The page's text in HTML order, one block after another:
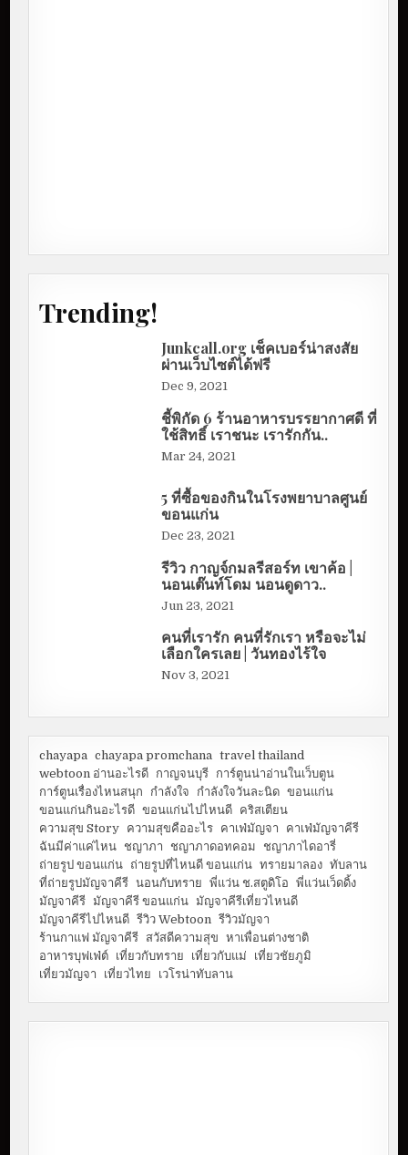
Trending!
Junkcall.org เช็คเบอร์น่าสงสัย
ผ่านเว็บไซต์ได้ฟรี
Dec 9, 2021
ชี้พิกัด 6 ร้านอาหารบรรยากาศดี ที่
ใช้สิทธิ์ เราชนะ เรารักกัน..
Mar 24, 2021
5 ที่ซื้อของกินในโรงพยาบาลศูนย์
ขอนแก่น
Dec 23, 2021
รีวิว กาญจ์กมลรีสอร์ท เขาค้อ |
นอนเต๊นท์โดม นอนดูดาว..
Jun 23, 2021
คนที่เรารัก คนที่รักเรา หรือจะไม่
เลือกใครเลย | วันทองไร้ใจ
Nov 3, 2021
chayapa chayapa promchana
travel thailand
webtoon อ่านอะไรดี กาญจนบุรี การ์ตูนน่าอ่านในเว็บตูน
การ์ตูนเรื่องไหนสนุก
กำลังใจ กำลังใจวันละนิด ขอนแก่น
ขอนแก่นกินอะไรดี ขอนแก่นไปไหนดี คริสเตียน
ความสุข Story ความสุขคืออะไร คาเฟ่มัญจา
คาเฟ่มัญจาคีรี
ฉันมีค่าแค่ไหน ชญาภา ชญาภาดอทคอม
ชญาภาไดอารี่
ถ่ายรูป ขอนแก่น ถ่ายรูปที่ไหนดี ขอนแก่น ทรายมาลอง ทับลาน
ที่ถ่ายรูปมัญจาคีรี นอนกับทราย พี่แว่น ช.สตูดิโอ
พี่แว่นเว็ดดิ้ง
มัญจาคีรี มัญจาคีรี ขอนแก่น มัญจาคีรีเที่ยวไหนดี
มัญจาคีรีไปไหนดี รีวิว Webtoon
รีวิวมัญจา
ร้านกาแฟ มัญจาคีรี สวัสดีความสุข
หาเพื่อนต่างชาติ
อาหารบุฟเฟ่ต์ เที่ยวกับทราย เที่ยวกับแม่
เที่ยวชัยภูมิ
เที่ยวมัญจา
เที่ยวไทย เวโรน่าทับลาน